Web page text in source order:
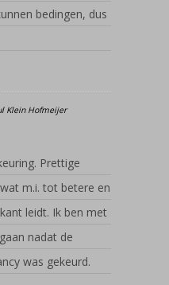
bedingen, dus
Klein Hofmeijer
Prettige
m.i. tot betere en
leidt. Ik ben met
nadat de
was gekeurd.